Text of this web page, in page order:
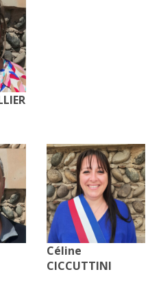
Céline
CICCUTTINI